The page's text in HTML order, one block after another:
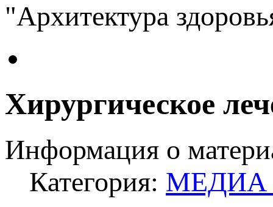
"Архитектура
Хирургическое
Информация о
Категория: МЕДИА -